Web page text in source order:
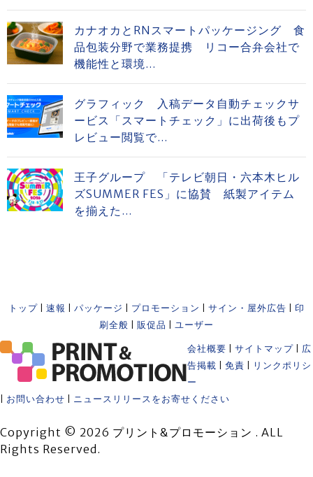
カナオカとRNスマートパッケージング 食
品包装分野で業務提携 リコー合弁会社で
機能性と環境...
グラフィック 入稿データ自動チェックサ
ービス「スマートチェック」に出荷後もプ
レビュー閲覧で...
王子グループ 「テレビ朝日・六本木ヒル
ズSUMMER FES」に協賛 紙製アイテム
を揃えた...
トップ 速報 パッケージ プロモーション サイン・屋外広告
印
刷全般
販促品 ユーザー
会社概要 サイトマップ
広
告掲載
免責
リンクポリシ
ー
お問い合わせ ニュースリリースをお寄せください
Copyright © 2026 プリント&プロモーション . ALL
Rights Reserved.